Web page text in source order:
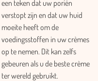
een teken dat uw poriën
verstopt zijn en dat uw huid
moeite heeft om de
voedingsstoffen in uw crèmes
op te nemen. Dit kan zelfs
gebeuren als u de beste crème
ter wereld gebruikt.